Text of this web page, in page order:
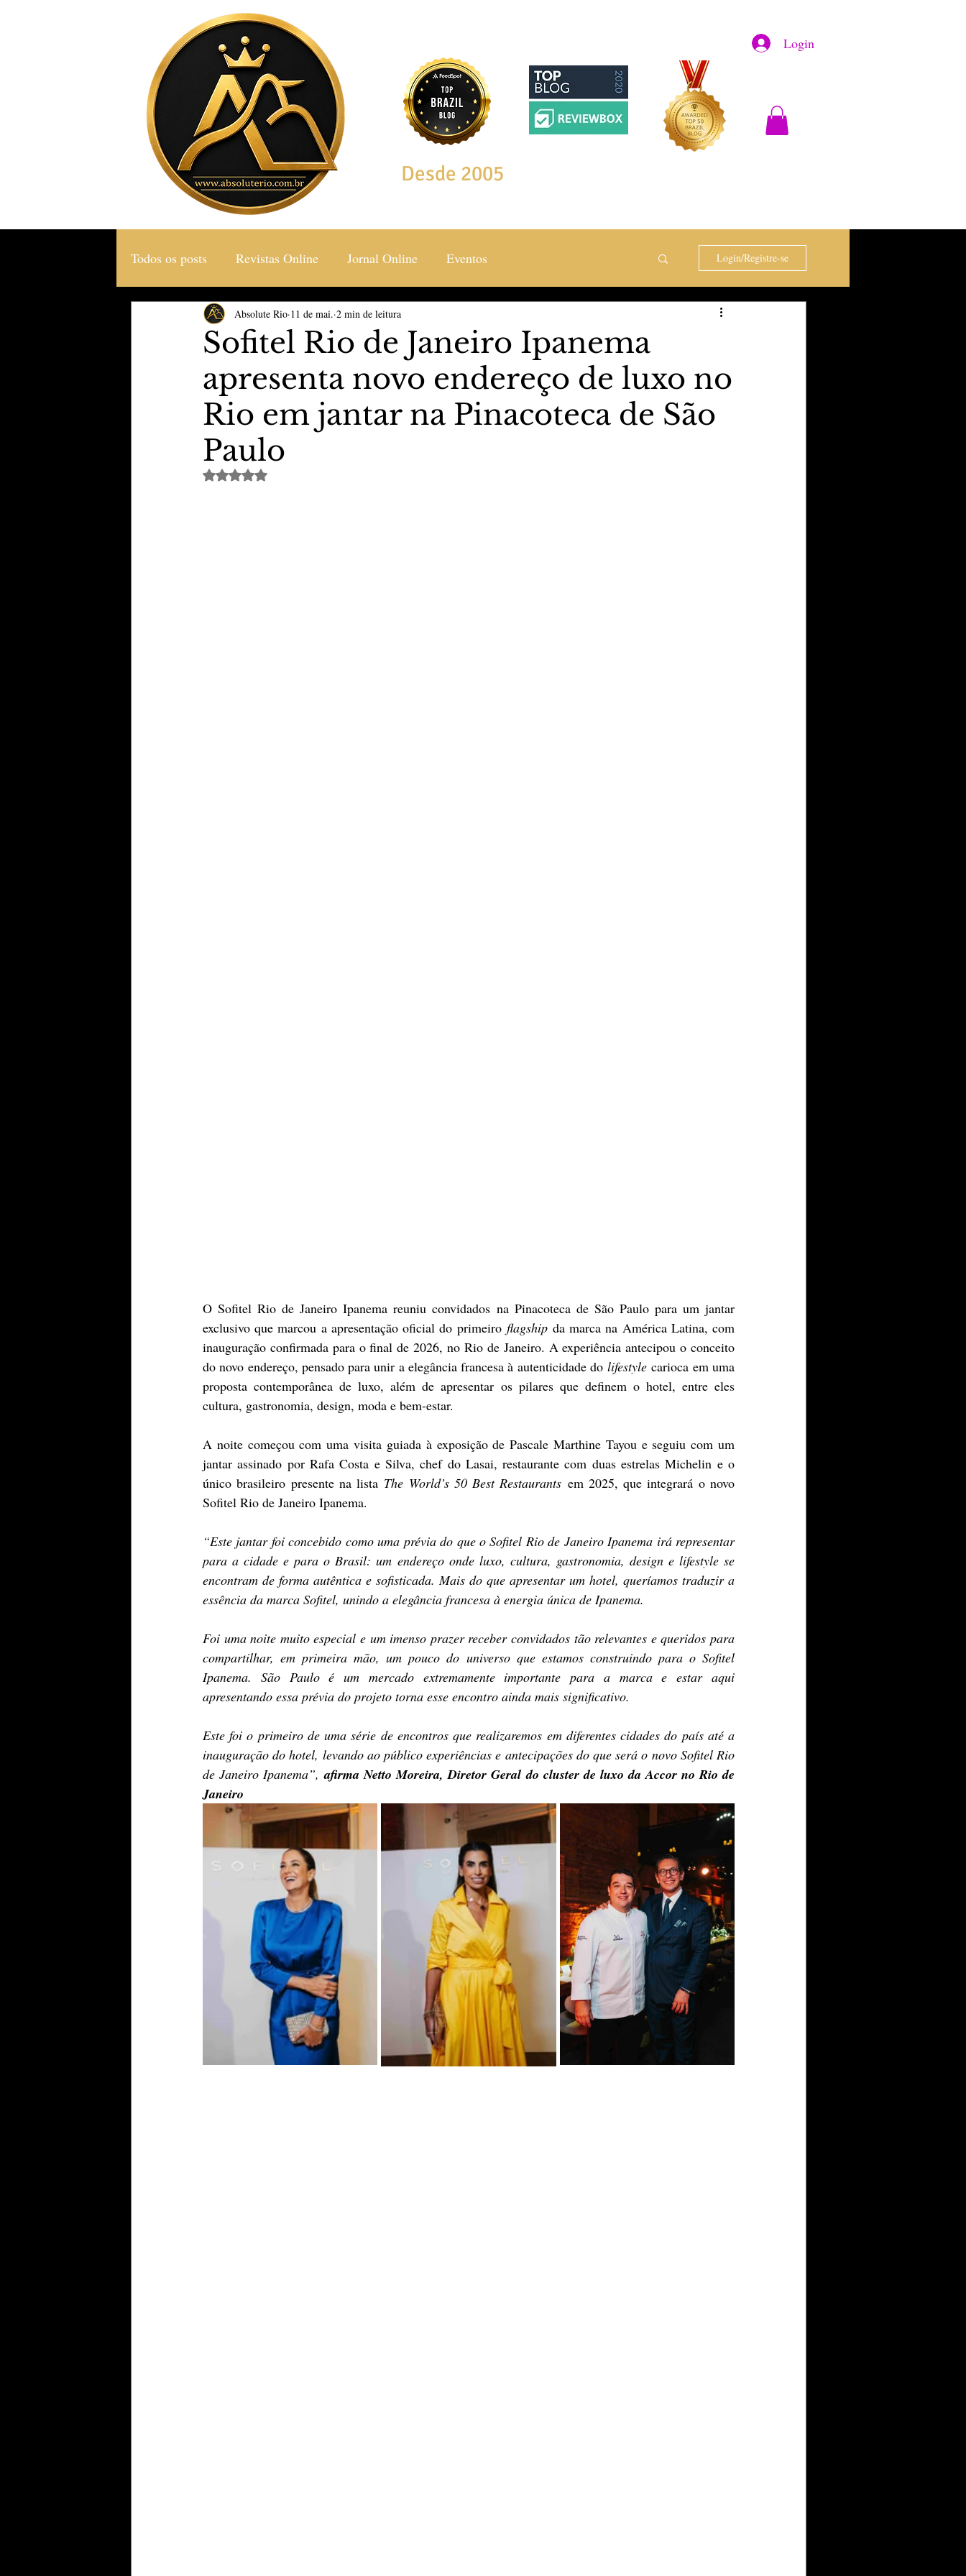
Login
Desde 2005
Todos os posts Revistas Online Jornal Online Eventos
Gastronomia & Turismo Social & Estilos
TheVipClubBusiness Revistas The Vip Club Business Marujo Carioca
Educação & Tecnologia Esporte & Lazer Carnaval São Paulo Negocio
Login/Registre-se
Sofitel Rio de Janeiro Ipanema
apresenta novo endereço de luxo no
Rio em jantar na Pinacoteca de São
Paulo
Absolute Rio 11 de mai. 2 min de leitura
Avaliado com NaN de 5 estrelas.
O Sofitel Rio de Janeiro Ipanema reuniu convidados na Pinacoteca de São Paulo para um jantar
exclusivo que marcou a apresentação oficial do primeiro flagship da marca na América Latina, com
inauguração confirmada para o final de 2026, no Rio de Janeiro. A experiência antecipou o conceito
do novo endereço, pensado para unir a elegância francesa à autenticidade do lifestyle carioca em uma
proposta contemporânea de luxo, além de apresentar os pilares que definem o hotel, entre eles
cultura, gastronomia, design, moda e bem-estar.
A noite começou com uma visita guiada à exposição de Pascale Marthine Tayou e seguiu com um
jantar assinado por Rafa Costa e Silva, chef do Lasai, restaurante com duas estrelas Michelin e o
único brasileiro presente na lista The World’s 50 Best Restaurants em 2025, que integrará o novo
Sofitel Rio de Janeiro Ipanema.
“Este jantar foi concebido como uma prévia do que o Sofitel Rio de Janeiro Ipanema irá representar
para a cidade e para o Brasil: um endereço onde luxo, cultura, gastronomia, design e lifestyle se
encontram de forma autêntica e sofisticada. Mais do que apresentar um hotel, queríamos traduzir a
essência da marca Sofitel, unindo a elegância francesa à energia única de Ipanema.
Foi uma noite muito especial e um imenso prazer receber convidados tão relevantes e queridos para
compartilhar, em primeira mão, um pouco do universo que estamos construindo para o Sofitel
Ipanema. São Paulo é um mercado extremamente importante para a marca e estar aqui
apresentando essa prévia do projeto torna esse encontro ainda mais significativo.
Este foi o primeiro de uma série de encontros que realizaremos em diferentes cidades do país até a
inauguração do hotel, levando ao público experiências e antecipações do que será o novo Sofitel Rio
de Janeiro Ipanema”, afirma Netto Moreira, Diretor Geral do cluster de luxo da Accor no Rio de
Janeiro